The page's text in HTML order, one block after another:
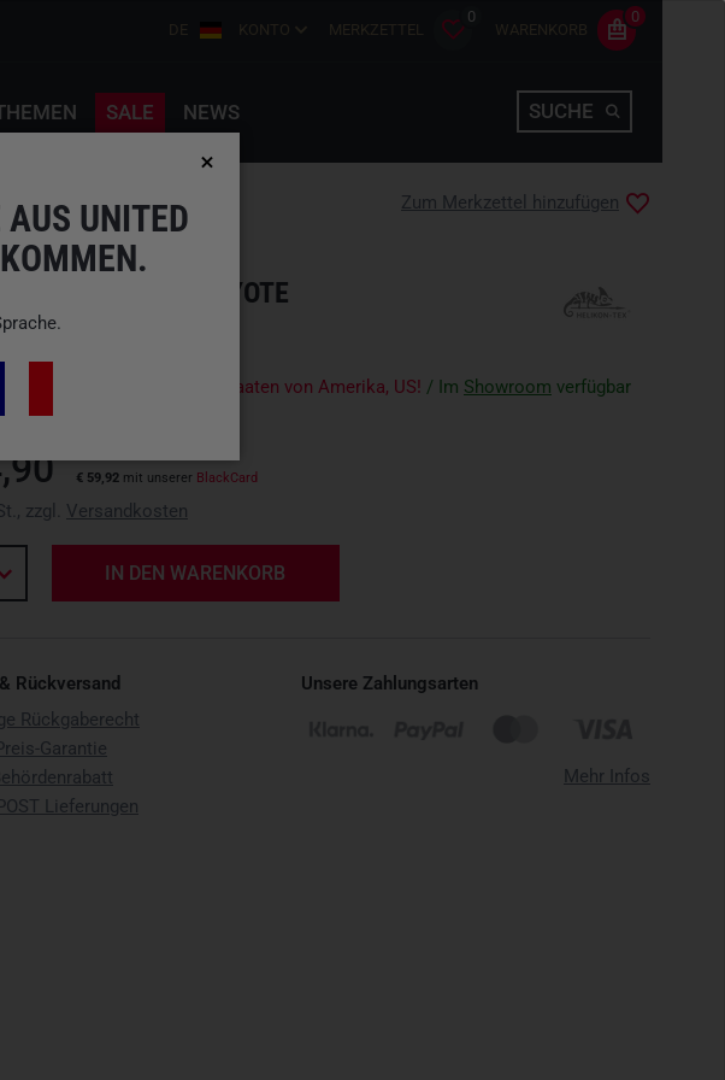
DE KONTO MERKZETTEL
0
WARENKORB
0
SALE NEWS SUCHE
TEX
PACK NUMBAT COYOTE
Zum Merkzettel hinzufügen
NMB-CD-11
nicht nach Vereinigte Staaten von Amerika, US! / Im Showroom verfügbar
€ 59,92 mit unserer BlackCard
zzgl. Versandkosten
IN DEN WARENKORB
Rückversand
Rückgaberecht
Garantie
Lieferungen
Unsere Zahlungsarten
Mehr Infos
UNITED